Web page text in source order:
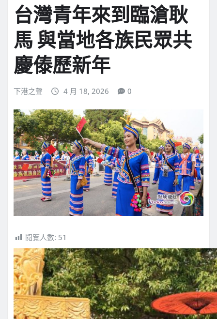
台灣青年來到臨滄耿
馬 與當地各族民眾共
慶傣歷新年
下港之聲 4 月 18, 2026 0
閱覽人數: 51